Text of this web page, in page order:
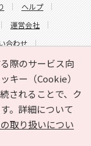
際のサービス向
キー（Cookie）
されることで、ク
。詳細について
取り扱いについ
ヘルプ
運営会社
合わせ
せ